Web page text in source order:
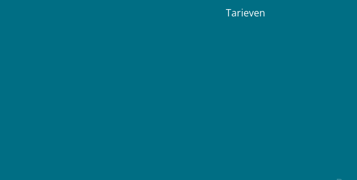
Tarieven